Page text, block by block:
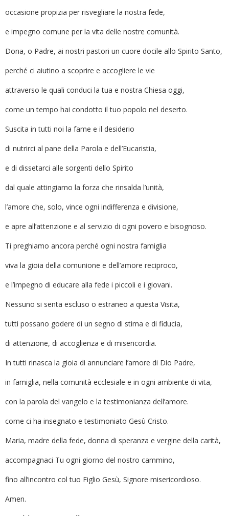
occasione propizia per risvegliare la nostra fede,
e impegno comune per la vita delle nostre comunità.
Dona, o Padre, ai nostri pastori un cuore docile allo Spirito Santo,
perché ci aiutino a scoprire e accogliere le vie
attraverso le quali conduci la tua e nostra Chiesa oggi,
come un tempo hai condotto il tuo popolo nel deserto.
Suscita in tutti noi la fame e il desiderio
di nutrirci al pane della Parola e dell’Eucaristia,
e di dissetarci alle sorgenti dello Spirito
dal quale attingiamo la forza che rinsalda l’unità,
l’amore che, solo, vince ogni indifferenza e divisione,
e apre all’attenzione e al servizio di ogni povero e bisognoso.
Ti preghiamo ancora perché ogni nostra famiglia
viva la gioia della comunione e dell’amore reciproco,
e l’impegno di educare alla fede i piccoli e i giovani.
Nessuno si senta escluso o estraneo a questa Visita,
tutti possano godere di un segno di stima e di fiducia,
di attenzione, di accoglienza e di misericordia.
In tutti rinasca la gioia di annunciare l’amore di Dio Padre,
in famiglia, nella comunità ecclesiale e in ogni ambiente di vita,
con la parola del vangelo e la testimonianza dell’amore.
come ci ha insegnato e testimoniato Gesù Cristo.
Maria, madre della fede, donna di speranza e vergine della carità,
accompagnaci Tu ogni giorno del nostro cammino,
fino all’incontro col tuo Figlio Gesù, Signore misericordioso.
Amen.